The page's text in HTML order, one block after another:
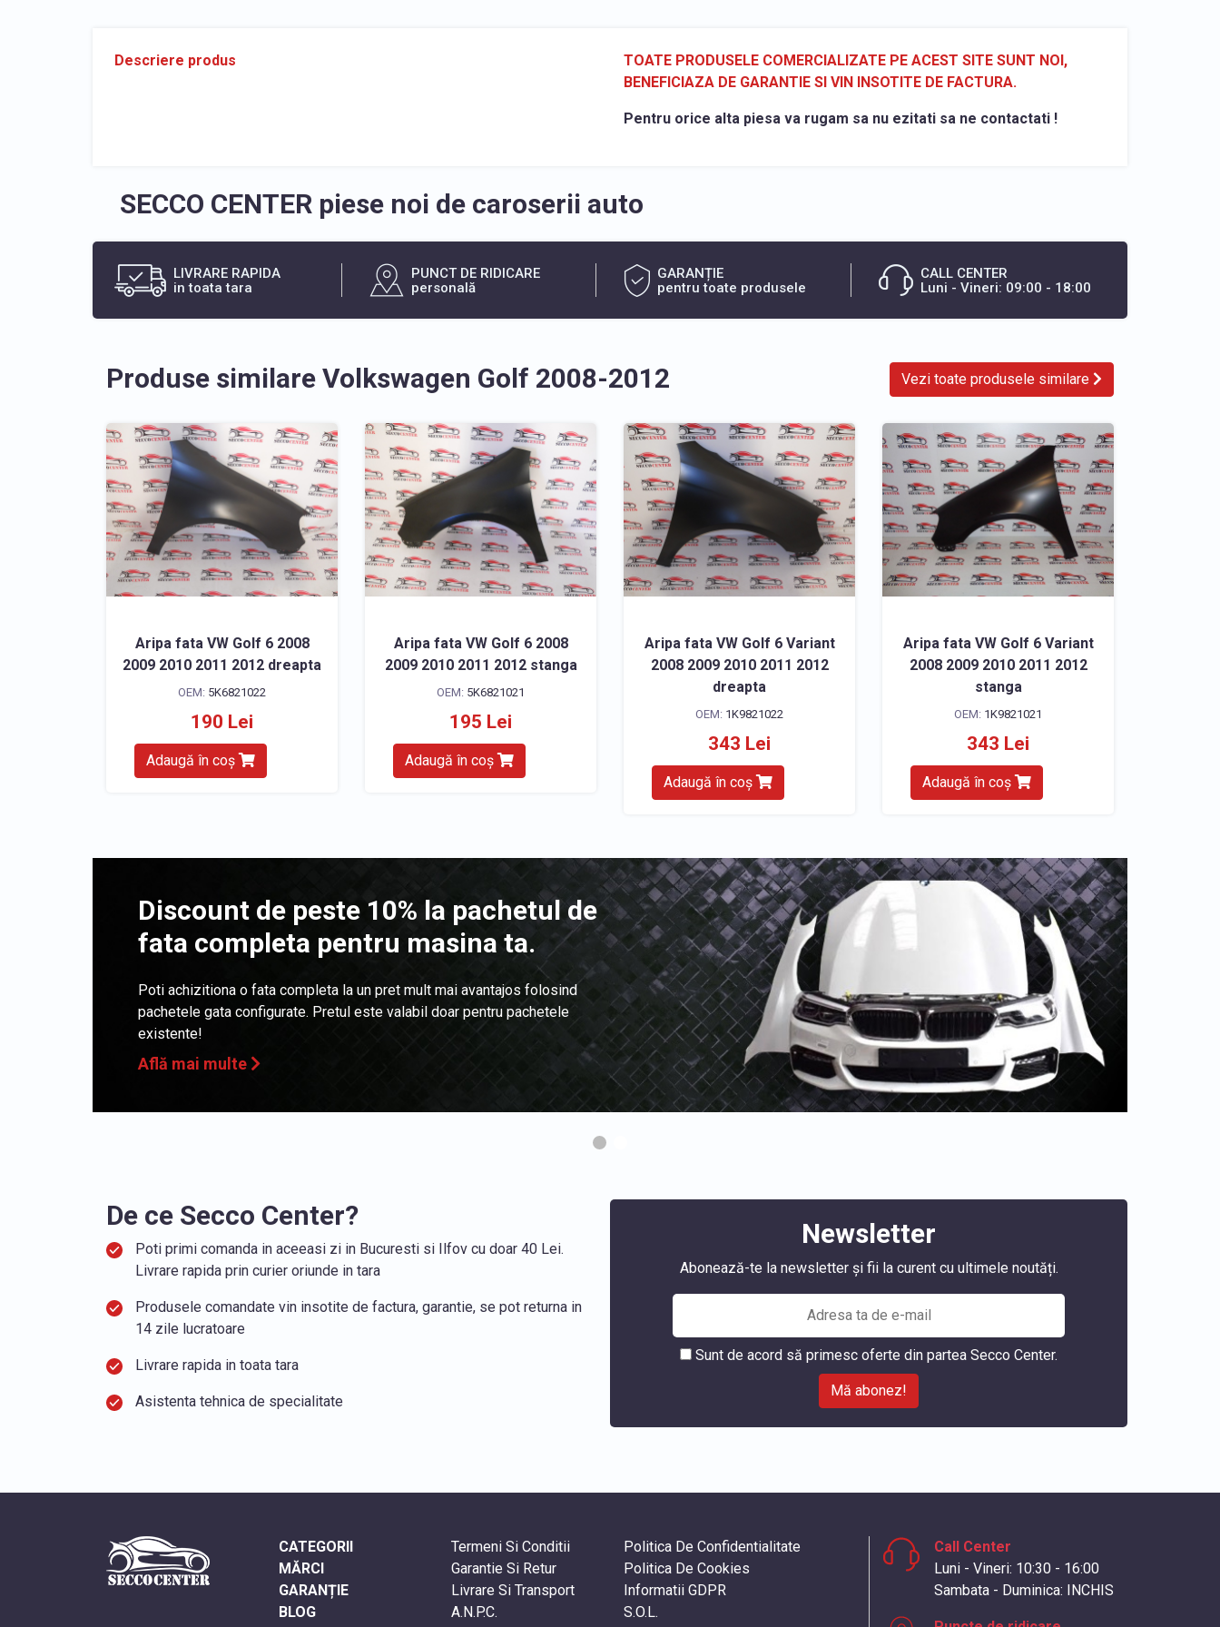
Descriere produs
TOATE PRODUSELE COMERCIALIZATE PE ACEST SITE SUNT NOI,
BENEFICIAZA DE GARANTIE SI VIN INSOTITE DE FACTURA.
Pentru orice alta piesa va rugam sa nu ezitati sa ne contactati !
SECCO CENTER piese noi de caroserii auto
LIVRARE RAPIDA
in toata tara
PUNCT DE RIDICARE
personală
GARANȚIE
pentru toate produsele
CALL CENTER
Luni - Vineri: 09:00 - 18:00
Produse similare Volkswagen Golf 2008-2012 Vezi toate produsele similare
Aripa fata VW Golf 6 2008
2009 2010 2011 2012 dreapta
OEM: 5K6821022
190 Lei
Adaugă în coș
Aripa fata VW Golf 6 2008
2009 2010 2011 2012 stanga
OEM: 5K6821021
195 Lei
Adaugă în coș
Aripa fata VW Golf 6 Variant
2008 2009 2010 2011 2012
dreapta
OEM: 1K9821022
343 Lei
Adaugă în coș
Aripa fata VW Golf 6 Variant
2008 2009 2010 2011 2012
stanga
OEM: 1K9821021
343 Lei
Adaugă în coș
Discount de peste 10% la pachetul de
fata completa pentru masina ta.
Poti achizitiona o fata completa la un pret mult mai avantajos folosind
pachetele gata configurate. Pretul este valabil doar pentru pachetele
existente!
Află mai multe
De ce Secco Center?
Poti primi comanda in aceeasi zi in Bucuresti si Ilfov cu doar 40 Lei.
Livrare rapida prin curier oriunde in tara
Produsele comandate vin insotite de factura, garantie, se pot returna in
14 zile lucratoare
Livrare rapida in toata tara
Asistenta tehnica de specialitate
Newsletter
Abonează-te la newsletter și fii la curent cu ultimele noutăți.
Sunt de acord să primesc oferte din partea Secco Center.
Mă abonez!
CATEGORII
MĂRCI
GARANȚIE
BLOG
Termeni Si Conditii
Garantie Si Retur
Livrare Si Transport
A.N.P.C.
Politica De Confidentialitate
Politica De Cookies
Informatii GDPR
S.O.L.
Call Center
Luni - Vineri: 10:30 - 16:00
Sambata - Duminica: INCHIS